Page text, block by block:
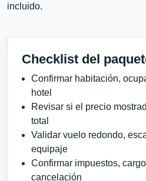
incluido.
Checklist del
Confirmar habitación,
hotel
Revisar si el precio
total
Validar vuelo redondo,
equipaje
Confirmar impuestos,
cancelación